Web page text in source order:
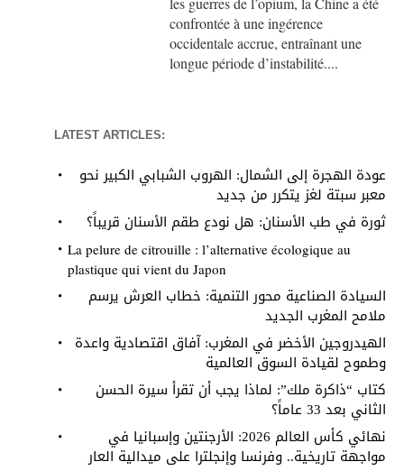
confrontée à une ingérence
occidentale accrue, entraînant une
longue période d’instabilité....
LATEST ARTICLES:
عودة الهجرة إلى الشمال: الهروب الشبابي الكبير نحو
معبر سبتة لغز يتكرر من جديد
ثورة في طب الأسنان: هل نودع طقم الأسنان قريباً؟
La pelure de citrouille : l’alternative écologique au
plastique qui vient du Japon
السيادة الصناعية محور التنمية: خطاب العرش يرسم
ملامح المغرب الجديد
الهيدروجين الأخضر في المغرب: آفاق اقتصادية واعدة
وطموح لقيادة السوق العالمية
كتاب “ذاكرة ملك”: لماذا يجب أن تقرأ سيرة الحسن
الثاني بعد 33 عاماً؟
نهائي كأس العالم 2026: الأرجنتين وإسبانيا في
مواجهة تاريخية.. وفرنسا وإنجلترا على ميدالية العار